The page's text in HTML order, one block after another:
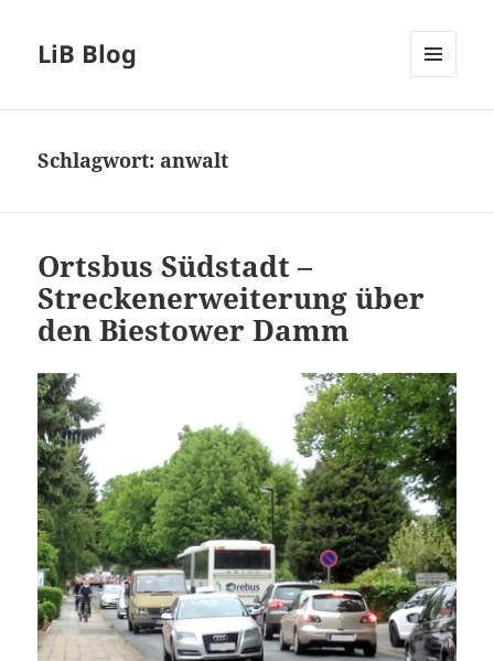
LiB Blog
Schlagwort: anwalt
Ortsbus Südstadt –
Streckenerweiterung über
den Biestower Damm